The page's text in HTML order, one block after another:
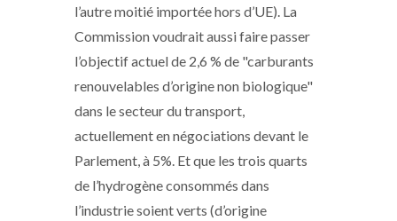
l’autre moitié importée hors d’UE). La
Commission voudrait aussi faire passer
l’objectif actuel de 2,6 % de "carburants
renouvelables d’origine non biologique"
dans le secteur du transport,
actuellement en négociations devant le
Parlement, à 5%. Et que les trois quarts
de l’hydrogène consommés dans
l’industrie soient verts (d’origine